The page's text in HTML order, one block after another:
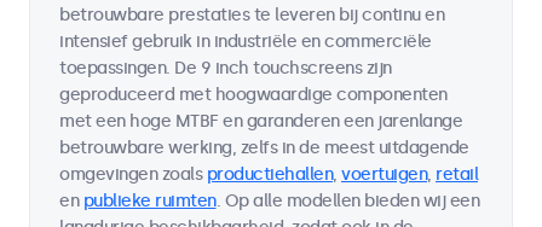
betrouwbare prestaties te leveren bij continu en
intensief gebruik in industriële en commerciële
toepassingen. De 9 inch touchscreens zijn
geproduceerd met hoogwaardige componenten
met een hoge MTBF en garanderen een jarenlange
betrouwbare werking, zelfs in de meest uitdagende
omgevingen zoals productiehallen, voertuigen, retail
en publieke ruimten. Op alle modellen bieden wij een